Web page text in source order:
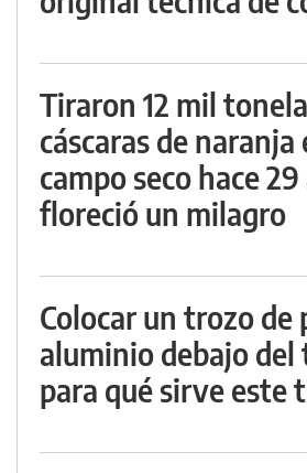
Tiraron 12 mil
cáscaras de naranja
campo seco hace
floreció un milagro
Colocar un trozo de
aluminio debajo del
para qué sirve este